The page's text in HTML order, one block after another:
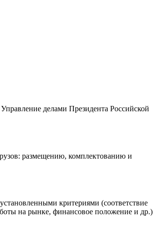
делами Президента Российской
размещению, комплектованию и
критериями (соответствие
на рынке, финансовое положение и др.)